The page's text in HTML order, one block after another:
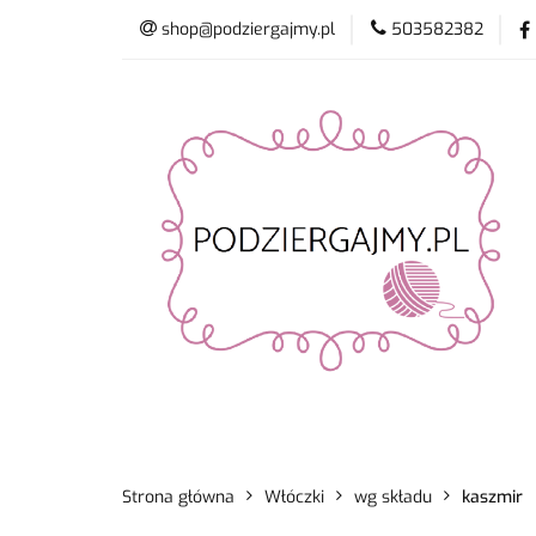
shop@podziergajmy.pl 503582382
Włóczki
Promocje
Strona główna Włóczki wg składu kaszmir